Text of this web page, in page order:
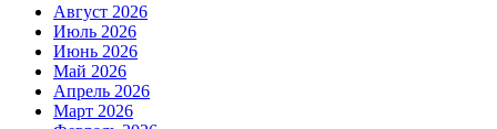
Август 2026
Июль 2026
Июнь 2026
Май 2026
Апрель 2026
Март 2026